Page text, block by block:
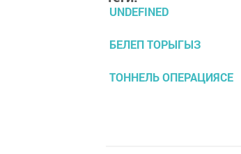
UNDEFINED
БЕЛЕП ТОРЫГЫЗ
ТОННЕЛЬ ОПЕРАЦИЯСЕ